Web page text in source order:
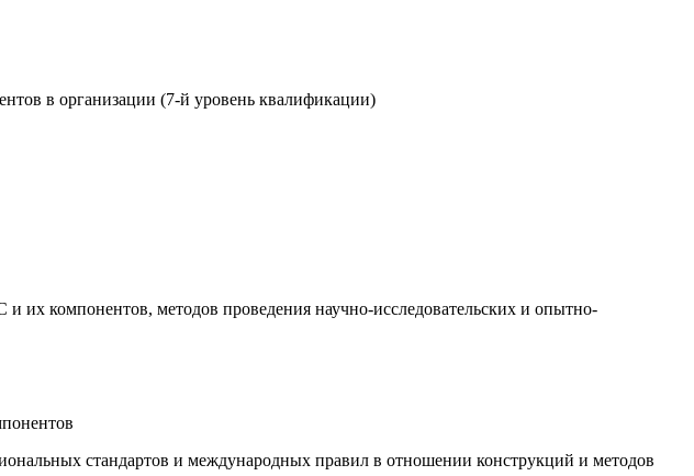
в организации (7-й уровень квалификации)
компонентов, методов проведения научно-исследовательских и опытно-
стандартов и международных правил в отношении конструкций и методов